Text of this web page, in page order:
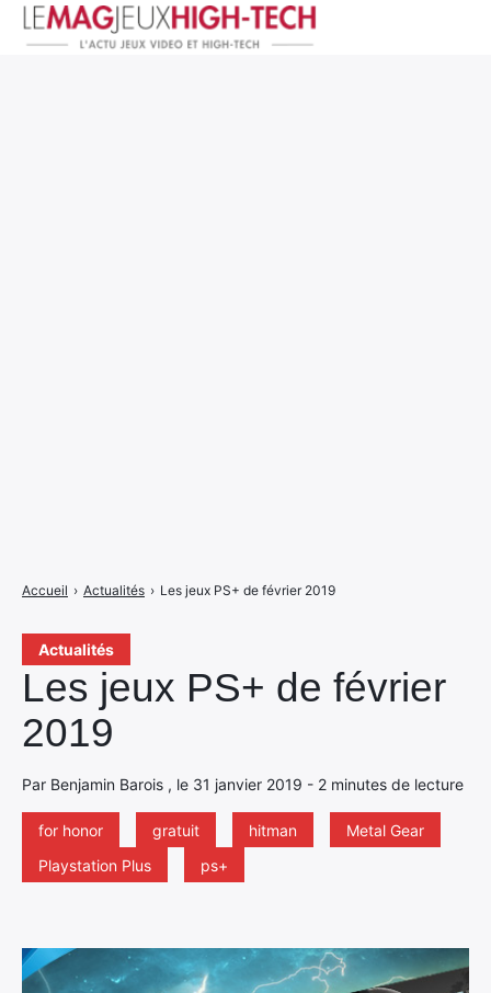
Actualités
Les jeux PS+ de février
2019
Par Benjamin Barois , le 31 janvier 2019 - 2 minutes de lecture
for honor gratuit hitman
Metal Gear
Playstation Plus
ps+
Accueil › Actualités › Les jeux PS+ de février 2019